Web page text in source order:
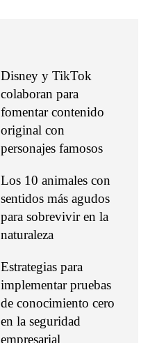
Disney y TikTok
colaboran para
fomentar contenido
original con
personajes famosos
Los 10 animales con
sentidos más agudos
para sobrevivir en la
naturaleza
Estrategias para
implementar pruebas
de conocimiento cero
en la seguridad
empresarial